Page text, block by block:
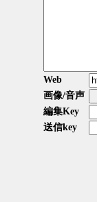
Web
画像/音声
編集Key
送信key